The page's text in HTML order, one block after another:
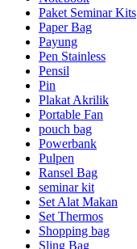
Paket Seminar Kits
Paper Bag
Payung
Pen Stainless
Pensil
Pin
Plakat Akrilik
Portable Fan
pouch bag
Powerbank
Pulpen
Ransel Bag
seminar kit
Set Alat Makan
Set Thermos
Shopping bag
Sling Bag